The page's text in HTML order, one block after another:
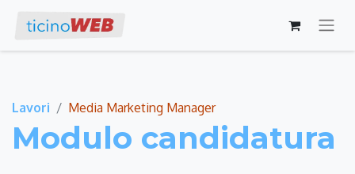
Lavori Media Marketing Manager
Modulo candidatura